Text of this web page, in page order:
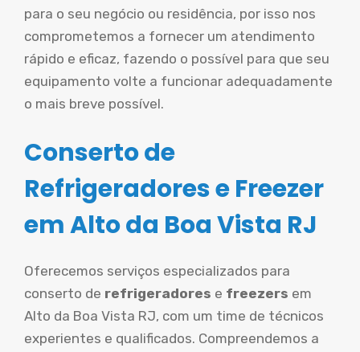
para o seu negócio ou residência, por isso nos
comprometemos a fornecer um atendimento
rápido e eficaz, fazendo o possível para que seu
equipamento volte a funcionar adequadamente
o mais breve possível.
Conserto de
Refrigeradores e Freezer
em Alto da Boa Vista RJ
Oferecemos serviços especializados para
conserto de refrigeradores e freezers em
Alto da Boa Vista RJ, com um time de técnicos
experientes e qualificados. Compreendemos a